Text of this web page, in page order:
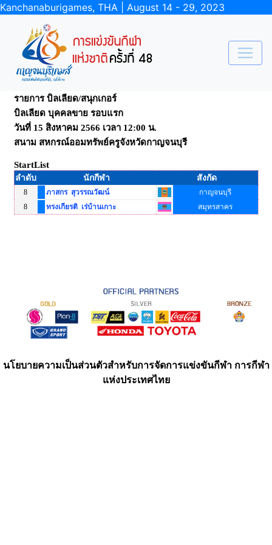
Kanchanaburigames, THA | August 14 - 29, 2023
รายการ บิลเลียด/สนุกเกอร์
บิลเลียด บุคคลขาย รอบแรก
วันที่ 15 สิงหาคม 2566 เวลา 12:00 น.
สนาม สหกรณ์ออมทรัพย์ครูจังหวัดกาญจนบุรี
StartList
ลำดับ นักกีฬา สังกัด
8 ภาสกร สุวรรณวัฒน์
กาญจนบุรี
8
ทรงเกียรติ เร่บ้านเกาะ สมุทรสาคร
นโยบายความเป็นส่วนตัวสำหรับการจัดการแข่งขันกีฬา การกีฬา
แห่งประเทศไทย